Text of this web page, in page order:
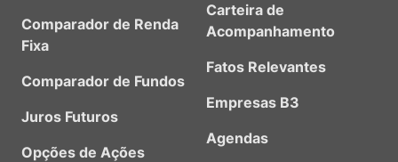
Comparador de Renda
Fixa
Comparador de Fundos
Juros Futuros
Opções de Ações
Carteira de
Acompanhamento
Fatos Relevantes
Empresas B3
Agendas